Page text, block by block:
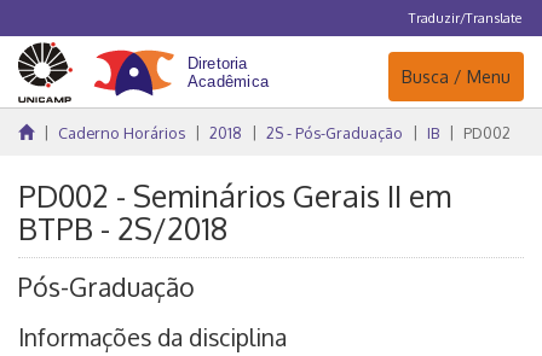
Traduzir/Translate
Navegação
Busca / Menu
Caderno Horários 2018 2S - Pós-Graduação IB PD002
PD002 - Seminários Gerais II em
BTPB - 2S/2018
Pós-Graduação
Informações da disciplina